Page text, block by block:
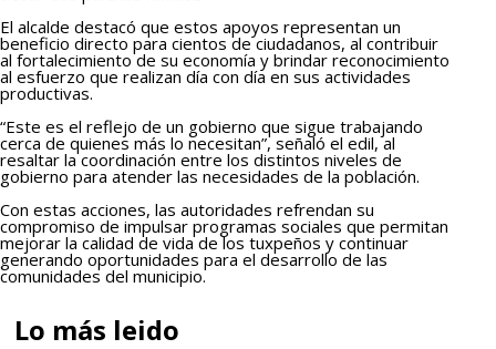
El alcalde destacó que estos apoyos representan un
beneficio directo para cientos de ciudadanos, al contribuir
al fortalecimiento de su economía y brindar reconocimiento
al esfuerzo que realizan día con día en sus actividades
productivas.
“Este es el reflejo de un gobierno que sigue trabajando
cerca de quienes más lo necesitan”, señaló el edil, al
resaltar la coordinación entre los distintos niveles de
gobierno para atender las necesidades de la población.
Con estas acciones, las autoridades refrendan su
compromiso de impulsar programas sociales que permitan
mejorar la calidad de vida de los tuxpeños y continuar
generando oportunidades para el desarrollo de las
comunidades del municipio.
Lo más leido